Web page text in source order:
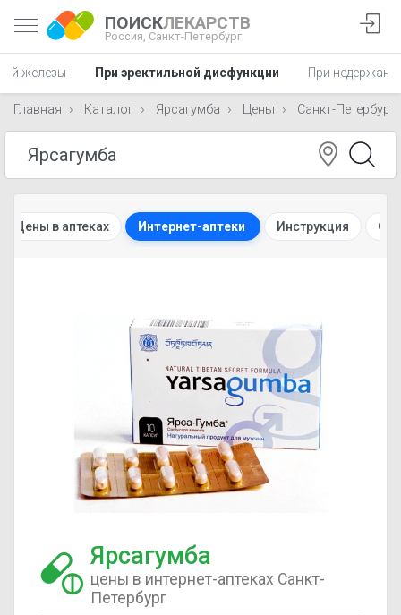
ПОИСКЛЕКАРСТВ
Россия, Санкт-Петербург
железы При эректильной дисфункции При
Главная Каталог Ярсагумба Цены Санкт-Петербург
Цены в аптеках Интернет-аптеки Инструкция
Ярсагумба
цены в интернет-аптеках Санкт-
Петербург